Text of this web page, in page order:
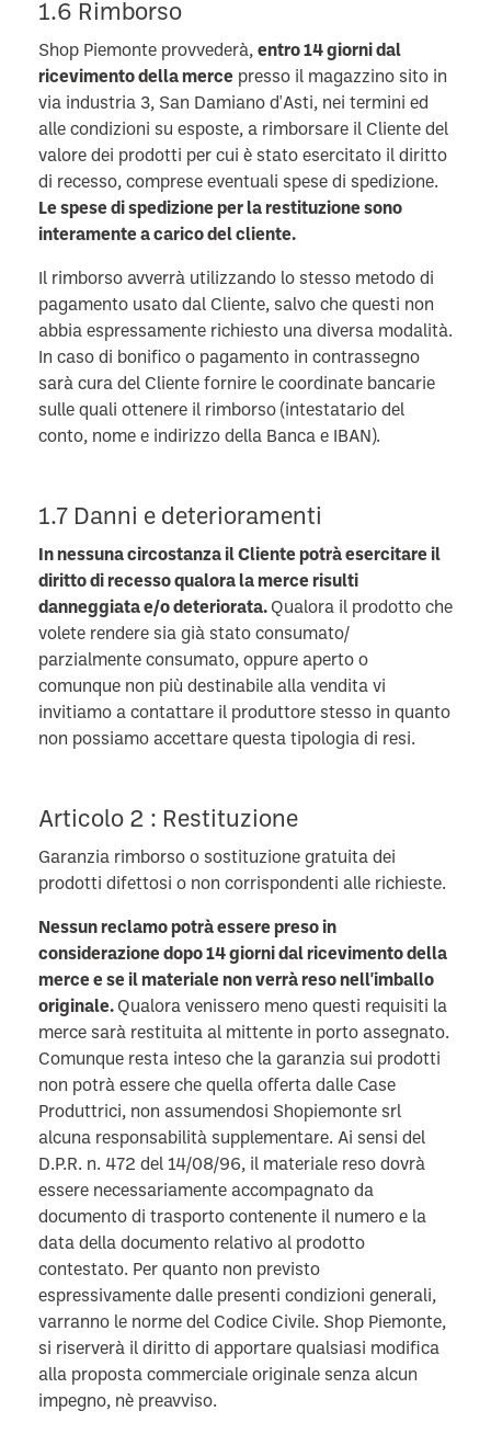
1.6 Rimborso
Shop Piemonte provvederà, entro 14 giorni dal
ricevimento della merce presso il magazzino sito in
via industria 3, San Damiano d'Asti, nei termini ed
alle condizioni su esposte, a rimborsare il Cliente del
valore dei prodotti per cui è stato esercitato il diritto
di recesso, comprese eventuali spese di spedizione.
Le spese di spedizione per la restituzione sono
interamente a carico del cliente.
Il rimborso avverrà utilizzando lo stesso metodo di
pagamento usato dal Cliente, salvo che questi non
abbia espressamente richiesto una diversa modalità.
In caso di bonifico o pagamento in contrassegno
sarà cura del Cliente fornire le coordinate bancarie
sulle quali ottenere il rimborso (intestatario del
conto, nome e indirizzo della Banca e IBAN).
1.7 Danni e deterioramenti
In nessuna circostanza il Cliente potrà esercitare il
diritto di recesso qualora la merce risulti
danneggiata e/o deteriorata.Qualora il prodotto che
volete rendere sia già stato consumato/
parzialmente consumato, oppure aperto o
comunque non più destinabile alla vendita vi
invitiamo a contattare il produttore stesso in quanto
non possiamo accettare questa tipologia di resi.
Articolo 2 : Restituzione
Garanzia rimborso o sostituzione gratuita dei
prodotti difettosi o non corrispondenti alle richieste.
Nessun reclamo potrà essere preso in
considerazione dopo 14 giorni dal ricevimento della
merce e se il materiale non verrà reso nell'imballo
originale.Qualora venissero meno questi requisiti la
merce sarà restituita al mittente in porto assegnato.
Comunque resta inteso che la garanzia sui prodotti
non potrà essere che quella offerta dalle Case
Produttrici, non assumendosi Shopiemonte srl
alcuna responsabilità supplementare. Ai sensi del
D.P.R. n. 472 del 14/08/96, il materiale reso dovrà
essere necessariamente accompagnato da
documento di trasporto contenente il numero e la
data della documento relativo al prodotto
contestato. Per quanto non previsto
espressivamente dalle presenti condizioni generali,
varranno le norme del Codice Civile. Shop Piemonte,
si riserverà il diritto di apportare qualsiasi modifica
alla proposta commerciale originale senza alcun
impegno, nè preavviso.